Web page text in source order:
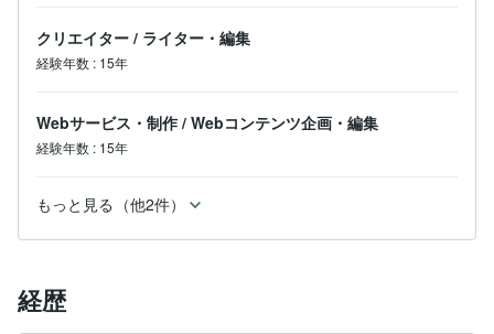
クリエイター / ライター・編集
経験年数 : 15年
Webサービス・制作 / Webコンテンツ企画・編集
経験年数 : 15年
もっと見る（他2件）
経歴